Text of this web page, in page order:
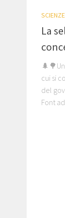
SCIENZE
La
cui si
del
Font